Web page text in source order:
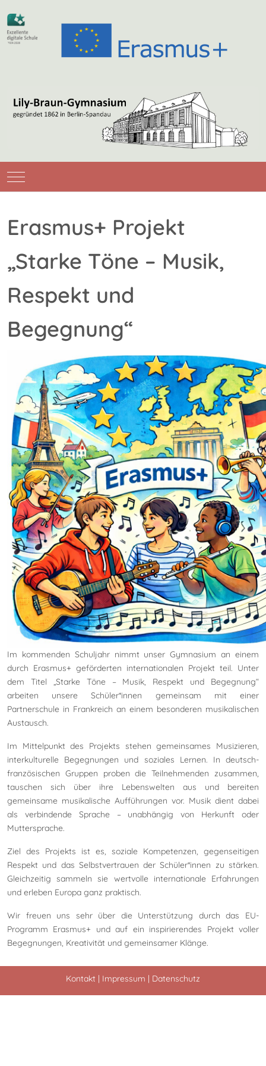
Mobile Menu Toggle
Erasmus+ Projekt
„Starke Töne – Musik,
Respekt und
Begegnung“
Im kommenden Schuljahr nimmt unser Gymnasium an einem
durch Erasmus+ geförderten internationalen Projekt teil. Unter
dem Titel „Starke Töne – Musik, Respekt und Begegnung“
arbeiten unsere Schüler*innen gemeinsam mit einer
Partnerschule in Frankreich an einem besonderen musikalischen
Austausch.
Im Mittelpunkt des Projekts stehen gemeinsames Musizieren,
interkulturelle Begegnungen und soziales Lernen. In deutsch-
französischen Gruppen proben die Teilnehmenden zusammen,
tauschen sich über ihre Lebenswelten aus und bereiten
gemeinsame musikalische Aufführungen vor. Musik dient dabei
als verbindende Sprache – unabhängig von Herkunft oder
Muttersprache.
Ziel des Projekts ist es, soziale Kompetenzen, gegenseitigen
Respekt und das Selbstvertrauen der Schüler*innen zu stärken.
Gleichzeitig sammeln sie wertvolle internationale Erfahrungen
und erleben Europa ganz praktisch.
Wir freuen uns sehr über die Unterstützung durch das EU-
Programm Erasmus+ und auf ein inspirierendes Projekt voller
Begegnungen, Kreativität und gemeinsamer Klänge.
Kontakt | Impressum | Datenschutz